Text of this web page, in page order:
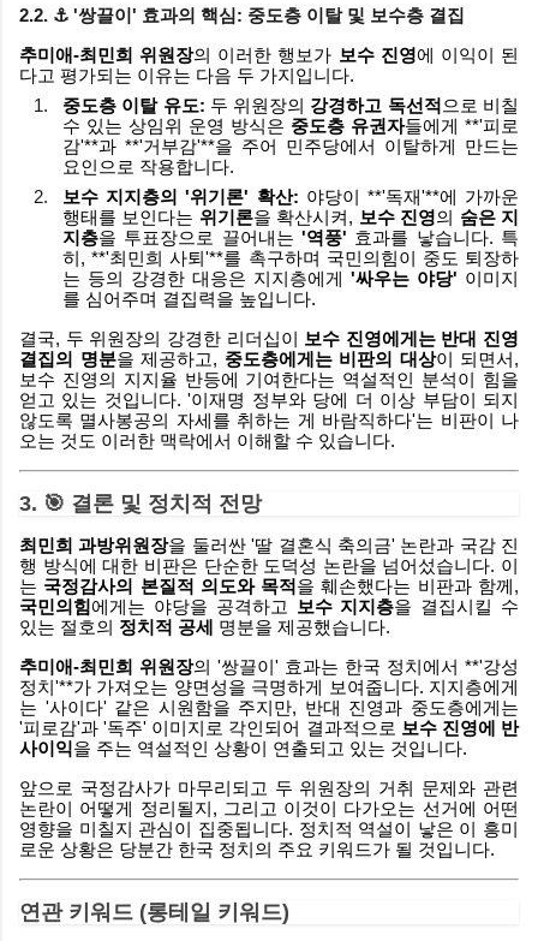
2.2. ⚓️ '쌍끌이' 효과의 핵심: 중도층 이탈및 보수층 결집
추미애-최민희 위원장의 이러한 행보가 보수 진영에 이익이 된
다고 평가되는 이유는 다음 두 가지입니다.
중도층 이탈 유도: 두 위원장의 강경하고 독선적 으로 비칠
수 있는 상임위 운영 방식은 중도층 유권자들에게 **'피로
감'**과 **'거부감'**을 주어 민주당에서 이탈하게 만드는
요인으로 작용합니다.
보수 지지층의 '위기론' 확산: 야당이 **'독재'**에 가까운
행태를 보인다는 위기론을 확산시켜, 보수 진영의 숨은 지
지층을 투표장으로 끌어내는 '역풍' 효과를 낳습니다. 특
히, **'최민희 사퇴'**를 촉구하며 국민의힘이 중도 퇴장하
는 등의 강경한 대응은 지지층에게 '싸우는 야당' 이미지
를 심어주며 결집력을 높입니다.
결국, 두 위원장의 강경한 리더십이 보수 진영에게는 반대 진영
결집의 명분을 제공하고, 중도층에게는 비판의 대상이 되면서,
보수 진영의 지지율 반등에 기여한다는 역설적인 분석이 힘을
얻고 있는 것입니다. '이재명 정부와 당에 더 이상 부담이 되지
않도록 멸사봉공의 자세를 취하는 게 바람직하다'는 비판이 나
오는 것도 이러한 맥락에서 이해할 수 있습니다.
3. 🎯 결론 및 정치적 전망
최민희 과방위원장을 둘러싼 '딸 결혼식 축의금' 논란과 국감 진
행 방식에 대한 비판은 단순한 도덕성 논란을 넘어섰습니다. 이
는 국정감사의 본질적 의도와 목적을 훼손했다는 비판과 함께,
국민의힘에게는 야당을 공격하고 보수 지지층을 결집시킬 수
있는 절호의 정치적 공세 명분을 제공했습니다.
추미애-최민희 위원장의 '쌍끌이' 효과는 한국 정치에서 **'강성
정치'**가 가져오는 양면성을 극명하게 보여줍니다. 지지층에게
는 '사이다' 같은 시원함을 주지만, 반대 진영과 중도층에게는
'피로감'과 '독주' 이미지로 각인되어 결과적으로 보수 진영에 반
사이익을 주는 역설적인 상황이 연출되고 있는 것입니다.
앞으로 국정감사가 마무리되고 두 위원장의 거취 문제와 관련
논란이 어떻게 정리될지, 그리고 이것이 다가오는 선거에 어떤
영향을 미칠지 관심이 집중됩니다. 정치적 역설이 낳은 이 흥미
로운 상황은 당분간 한국 정치의 주요 키워드가 될 것입니다.
연관 키워드 (롱테일 키워드)